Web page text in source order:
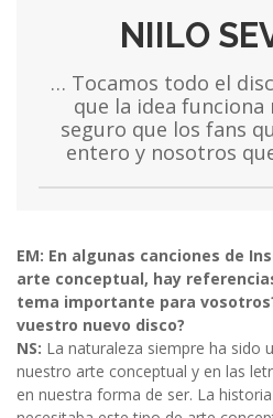
NIILO
… Tocamos todo el
que la idea funciona
seguro que los fans
entero y nosotros
EM: En algunas canciones de
arte conceptual, hay
tema importante para
vuestro nuevo disco?
NS: La naturaleza siempre ha sido
nuestro arte conceptual y en las
en nuestra forma de ser. La historia